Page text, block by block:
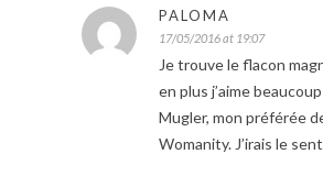
PALOMA
17/05/2016 at 19:07
Je trouve le flacon
en plus j’aime
Mugler, mon préférée
Womanity. J’irais le